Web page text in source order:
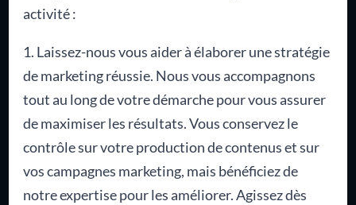
activité :
1. Laissez-nous vous aider à élaborer une stratégie
de marketing réussie. Nous vous accompagnons
tout au long de votre démarche pour vous assurer
de maximiser les résultats. Vous conservez le
contrôle sur votre production de contenus et sur
vos campagnes marketing, mais bénéficiez de
notre expertise pour les améliorer. Agissez dès